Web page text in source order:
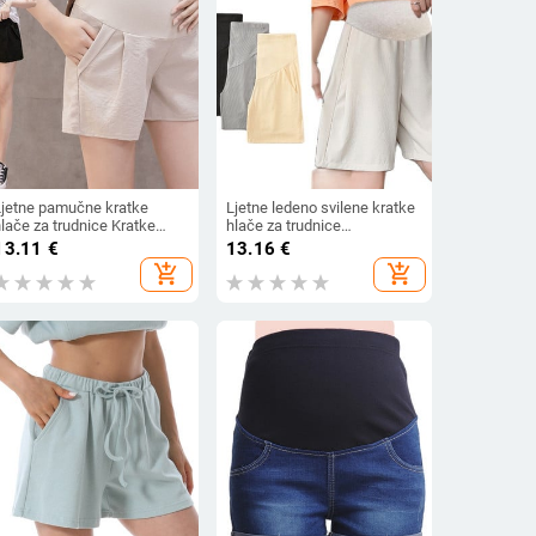
pamučne kratke
za trudnice Kratke
za trudnice Kratke
hlače za trudnice Podesivi
Odjeća u korejskom
€
add_shopping_cart
Ljetne ledeno svilene kratke
hlače za trudnice
Jednobojne široke nogavice
visokog struka Trudničke
hlače na trbuščić Trudničke
13.16 €
add_shopping_cart